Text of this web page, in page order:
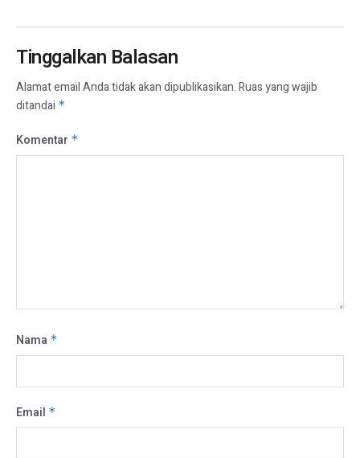
Tinggalkan Balasan
Alamat email Anda tidak akan dipublikasikan.Ruas yang wajib
ditandai *
Komentar *
Nama *
Email *